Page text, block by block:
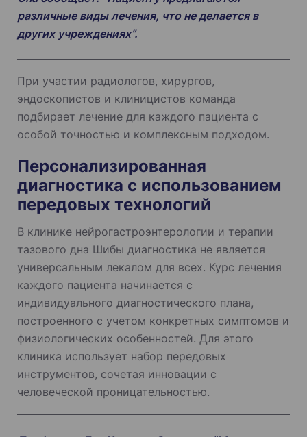
различные виды лечения, что не делается в
других учреждениях”.
При участии радиологов, хирургов,
эндоскопистов и клиницистов команда
подбирает лечение для каждого пациента с
особой точностью и комплексным подходом.
Персонализированная
диагностика с использованием
передовых технологий
В клинике нейрогастроэнтерологии и терапии
тазового дна Шибы диагностика не является
универсальным лекалом для всех. Курс лечения
каждого пациента начинается с
индивидуального диагностического плана,
построенного с учетом конкретных симптомов и
физиологических особенностей. Для этого
клиника использует набор передовых
инструментов, сочетая инновации с
человеческой проницательностью.